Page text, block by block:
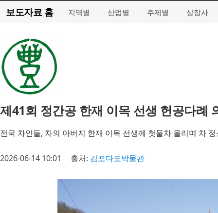
보도자료 홈 지역별 산업별 주제별 상장사
제41회 정간공 한재 이목 선생 헌공다례
전국 차인들, 차의 아버지 한재 이목 선생께 첫물차 올리며 차
2026-06-14 10:01 출처: 김포다도박물관